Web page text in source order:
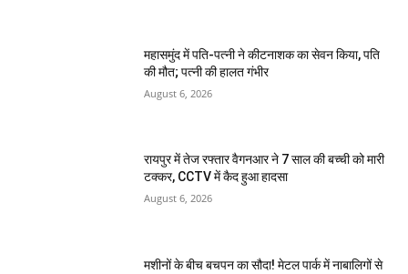
महासमुंद में पति-पत्नी ने कीटनाशक का सेवन किया, पति
की मौत; पत्नी की हालत गंभीर
August 6, 2026
रायपुर में तेज रफ्तार वैगनआर ने 7 साल की बच्ची को मारी
टक्कर, CCTV में कैद हुआ हादसा
August 6, 2026
मशीनों के बीच बचपन का सौदा! मेटल पार्क में नाबालिगों से